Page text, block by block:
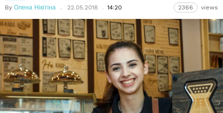
By Олена Нікітіна 22.05.2018 14:20 2366 views